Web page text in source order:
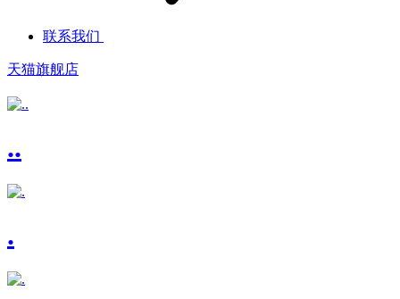
联系我们
天猫旗舰店
..
.